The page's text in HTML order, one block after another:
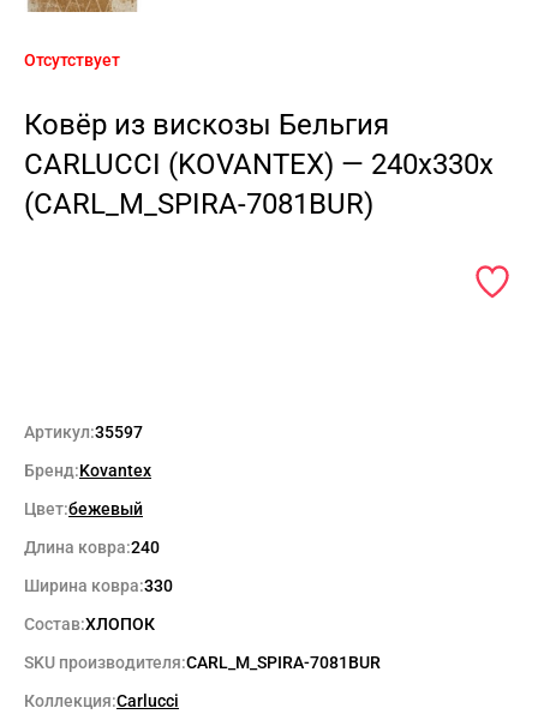
Отсутствует
Ковёр из вискозы Бельгия
CARLUCCI (KOVANTEX) — 240x330x
(CARL_M_SPIRA-7081BUR)
Артикул:35597
Бренд:Kovantex
Цвет:бежевый
Длина ковра:240
Ширина ковра:330
Состав:ХЛОПОК
SKU производителя:CARL_M_SPIRA-7081BUR
Коллекция:Carlucci